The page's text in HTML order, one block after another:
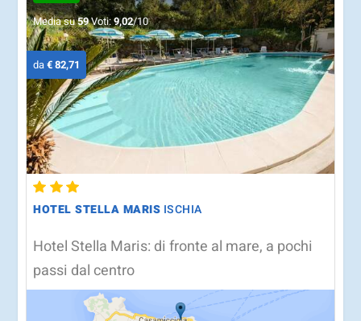
Media su59Voti:9,02/10
da€ 82,71
HOTEL STELLA MARIS ISCHIA
Hotel Stella Maris: di fronte al mare, a pochi
passi dal centro